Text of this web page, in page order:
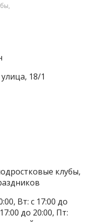
,
18/1
клубы,
Вт: с 17:00 до
до 20:00, Пт: